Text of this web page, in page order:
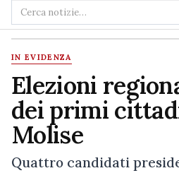
Cerca
nel
sito
IN EVIDENZA
Elezioni
dei primi
Molise
Quattro candidati